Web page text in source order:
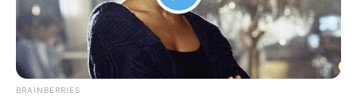
BRAINBERRIES